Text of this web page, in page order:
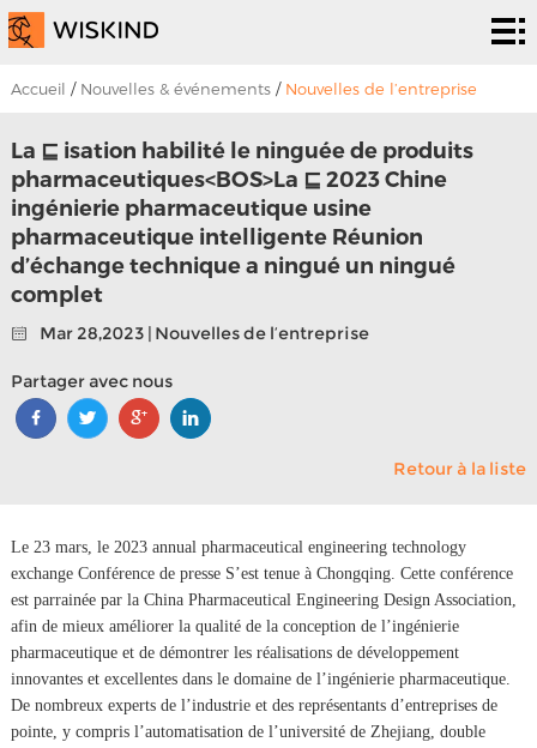
Système
de salle
Services
Solutions
Solutions
Les
projets
À
propos
nous
Nouvelles &
nous
Accueil / Nouvelles & événements/ Nouvelles de l’entreprise
La ⊑ isation habilité le ninguée de produits
pharmaceutiques<BOS>La ⊑ 2023 Chine
ingénierie pharmaceutique usine
pharmaceutique intelligente Réunion
d’échange technique a ningué un ningué
complet
Mar 28,2023 | Nouvelles de l’entreprise
Partager avec nous
Retour à la liste
Le 23 mars, le 2023 annual pharmaceutical engineering technology
exchangeConférence de presseS’est tenue à Chongqing. Cette conférence
est parrainée par la China Pharmaceutical Engineering Design Association,
afin de mieux améliorer la qualité de la conception de l’ingénierie
pharmaceutique et de démontrer les réalisations de développement
innovantes et excellentes dans le domaine de l’ingénierie pharmaceutique.
De nombreux experts de l’industrie et des représentants d’entreprises de
pointe, y compris l’automatisation de l’université de Zhejiang, double